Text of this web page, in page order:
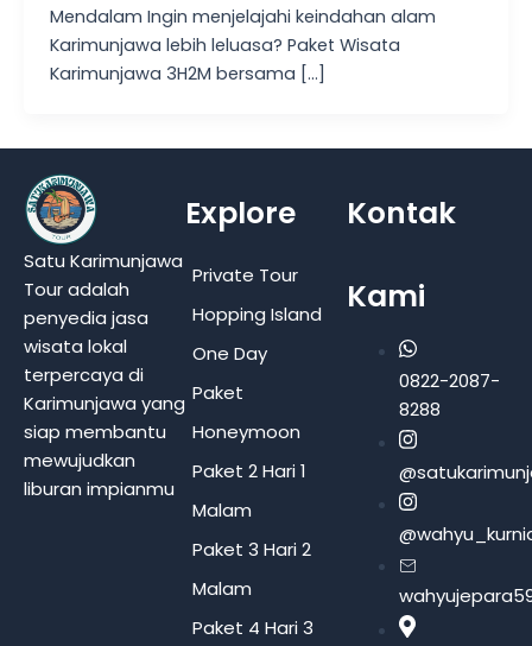
Mendalam Ingin menjelajahi keindahan alam
Karimunjawa lebih leluasa? Paket Wisata
Karimunjawa 3H2M bersama […]
Satu Karimunjawa
Tour adalah
penyedia jasa
wisata lokal
terpercaya di
Karimunjawa yang
siap membantu
mewujudkan
liburan impianmu
Explore
Private Tour
Hopping Island
One Day
Paket
Honeymoon
Paket 2 Hari 1
Malam
Paket 3 Hari 2
Malam
Paket 4 Hari 3
Kontak
Kami
0822-2087-
8288